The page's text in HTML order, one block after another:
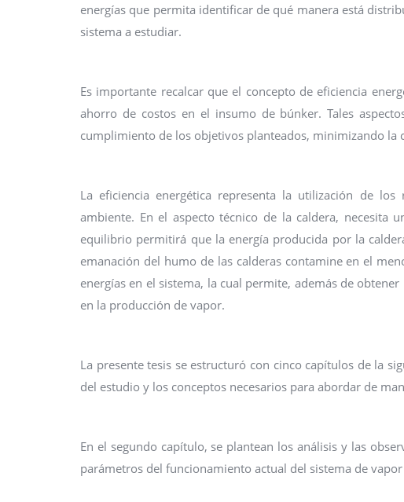
energías que permita identificar de qué manera está
sistema a estudiar.
Es importante recalcar que el concepto de eficiencia
ahorro de costos en el insumo de búnker. Tales
cumplimiento de los objetivos planteados, minimizando la
La eficiencia energética representa la utilización de
ambiente. En el aspecto técnico de la caldera,
equilibrio permitirá que la energía producida por la
emanación del humo de las calderas contamine en el
energías en el sistema, la cual permite, además de
en la producción de vapor.
La presente tesis se estructuró con cinco capítulos de la
del estudio y los conceptos necesarios para abordar de
En el segundo capítulo, se plantean los análisis y las
parámetros del funcionamiento actual del sistema de